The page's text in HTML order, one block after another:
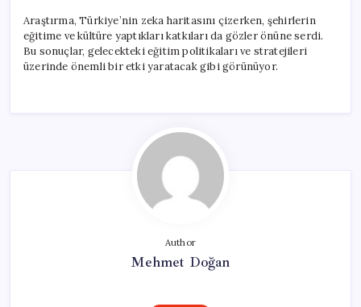
Araştırma, Türkiye’nin zeka haritasını çizerken, şehirlerin
eğitime ve kültüre yaptıkları katkıları da gözler önüne serdi.
Bu sonuçlar, gelecekteki eğitim politikaları ve stratejileri
üzerinde önemli bir etki yaratacak gibi görünüyor.
Author
Mehmet Doğan